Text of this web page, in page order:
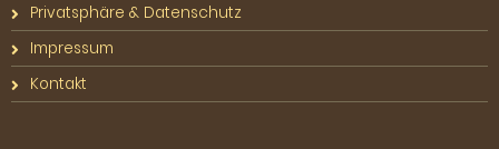
Privatsphäre & Datenschutz
Impressum
Kontakt